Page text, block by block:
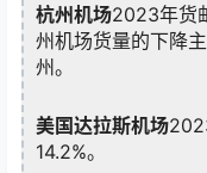
杭州机场2023年货
州机场货量的下降
州。
美国达拉斯机场
14.2%。